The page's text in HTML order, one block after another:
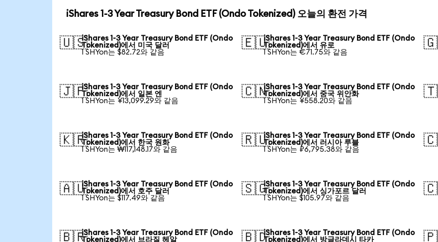
iShares 1-3 Year Treasury Bond ETF (Ondo Tokenized) 오늘의 환전 가격
🇺🇸iShares 1-3 Year Treasury Bond ETF (Ondo
Tokenized)에서 미국 달러
1 SHYon는 $82.72와 같음
🇪🇺iShares 1-3 Year Treasury Bond ETF (Ondo
Tokenized)에서 유로
1 SHYon는 €71.75와 같음
🇯🇵iShares 1-3 Year Treasury Bond ETF (Ondo
Tokenized)에서 일본 엔
1 SHYon는 ¥13,099.29와 같음
🇨🇳iShares 1-3 Year Treasury Bond ETF (Ondo
Tokenized)에서 중국 위안화
1 SHYon는 ¥558.20와 같음
🇰🇷iShares 1-3 Year Treasury Bond ETF (Ondo
Tokenized)에서 한국 원화
1 SHYon는 ₩117,148.17와 같음
🇷🇺iShares 1-3 Year Treasury Bond ETF (Ondo
Tokenized)에서 러시아 루블
1 SHYon는 ₽6,795.38와 같음
🇦🇺iShares 1-3 Year Treasury Bond ETF (Ondo
Tokenized)에서 호주 달러
1 SHYon는 $117.49와 같음
🇸🇬iShares 1-3 Year Treasury Bond ETF (Ondo
Tokenized)에서 싱가포르 달러
1 SHYon는 $105.97와 같음
🇧🇷iShares 1-3 Year Treasury Bond ETF (Ondo
Tokenized)에서 브라질 헤알
🇧🇩iShares 1-3 Year Treasury Bond ETF (Ondo
Tokenized)에서 방글라데시 타카